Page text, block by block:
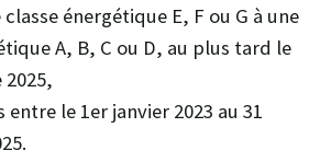
classe énergétique E, F ou G à une
A, B, C ou D, au plus tard le
entre le 1er janvier 2023 au 31